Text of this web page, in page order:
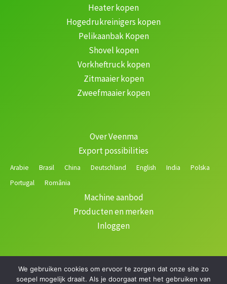
Heater kopen
Hogedrukreinigers kopen
Pelikaanbak Kopen
Shovel kopen
Vorkheftruck kopen
Zitmaaier kopen
Zweefmaaier kopen
Over Veenma
Export possibilities
Arabie Brasil China Deutschland English India
Polska
Portugal
România
Machine aanbod
Producten en merken
Inloggen
Copyright © 2026 Veenma | Gerealiseerd door
We gebruiken cookies om ervoor te zorgen dat onze site zo
soepel mogelijk draait. Als je doorgaat met het gebruiken van